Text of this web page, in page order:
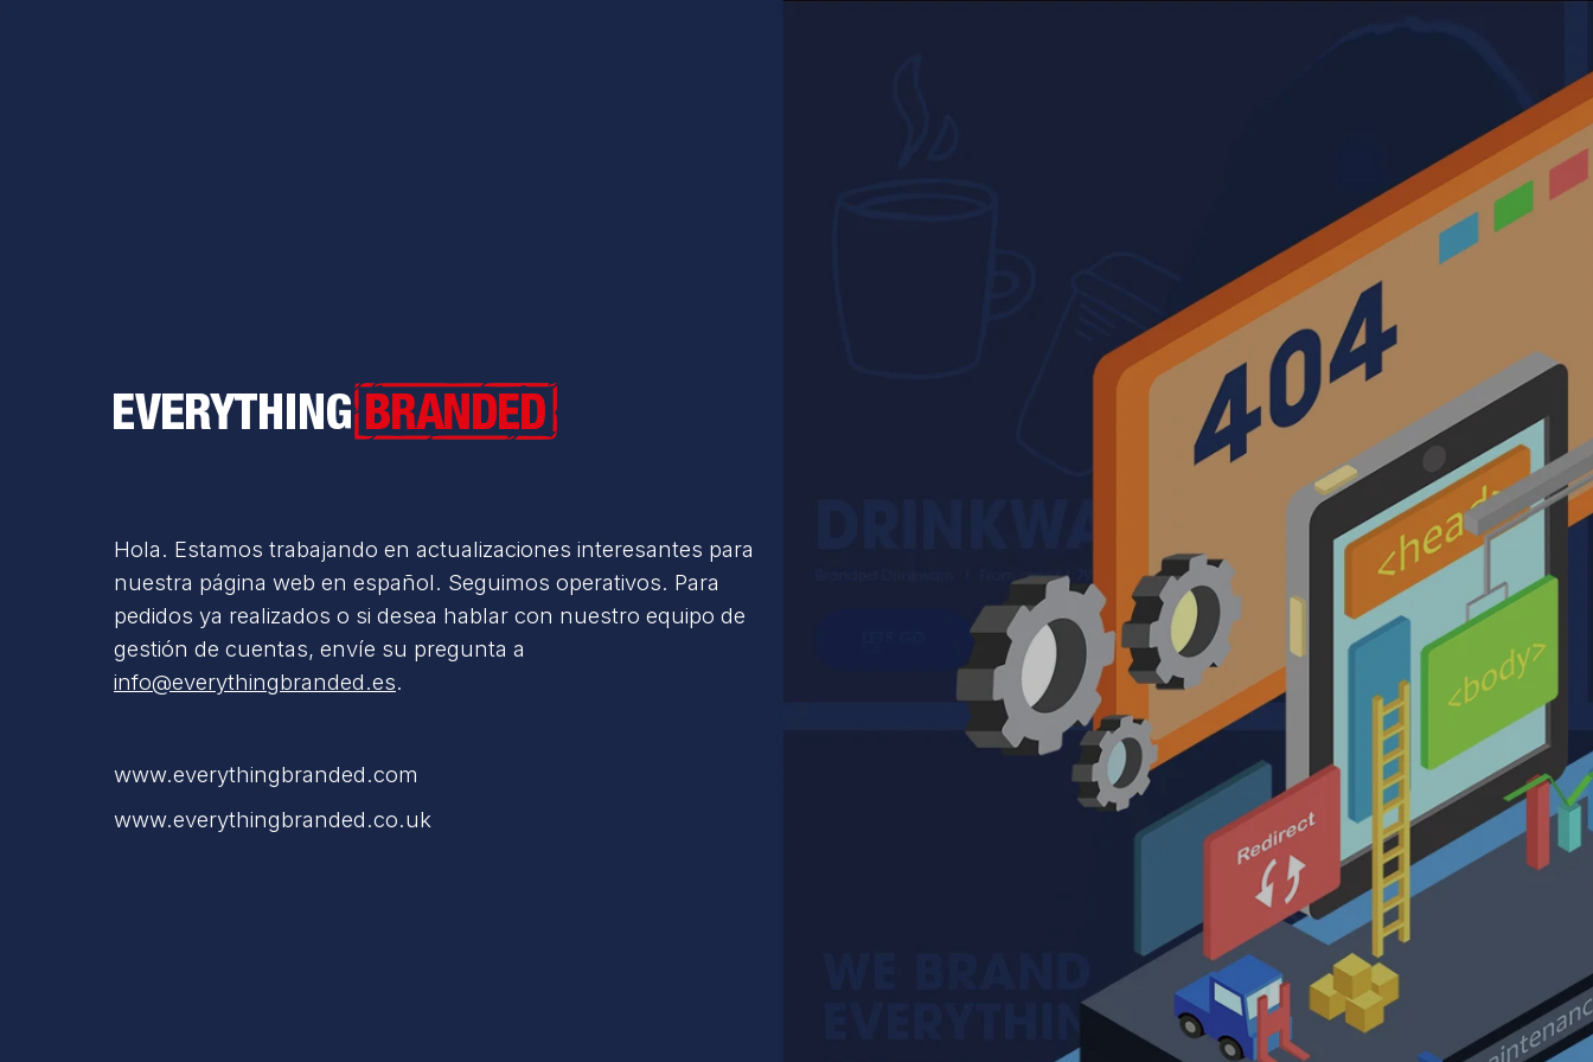
Everything Branded
Hola. Estamos trabajando en actualizaciones interesantes para
nuestra página web en español. Seguimos operativos. Para
pedidos ya realizados o si desea hablar con nuestro equipo de
gestión de cuentas, envíe su pregunta a
info@everythingbranded.es.
www.everythingbranded.com
www.everythingbranded.co.uk